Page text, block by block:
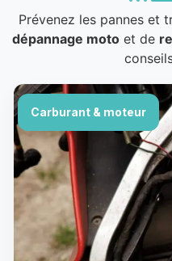
Prévenez les pannes et
dépannage motoet de
Carburant & moteur